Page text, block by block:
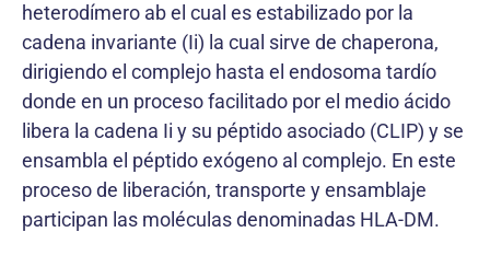
heterodímero ab el cual es estabilizado por la
cadena invariante (Ii) la cual sirve de chaperona,
dirigiendo el complejo hasta el endosoma tardío
donde en un proceso facilitado por el medio ácido
libera la cadena Ii y su péptido asociado (CLIP) y se
ensambla el péptido exógeno al complejo. En este
proceso de liberación, transporte y ensamblaje
participan las moléculas denominadas HLA-DM.